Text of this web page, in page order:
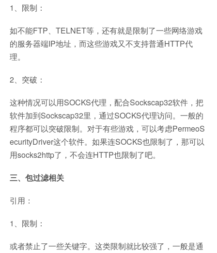
1、限制：
如不能FTP、TELNET等，还有就是限制了一些网络游戏
的服务器端IP地址，而这些游戏又不支持普通HTTP代
理。
2、突破：
这种情况可以用SOCKS代理，配合Sockscap32软件，把
软件加到Sockscap32里，通过SOCKS代理访问。一般的
程序都可以突破限制。对于有些游戏，可以考虑PermeoS
ecurityDriver这个软件。如果连SOCKS也限制了，那可以
用socks2http了，不会连HTTP也限制了吧。
三、包过滤相关
引用：
1、限制：
或者禁止了一些关键字。这类限制就比较强了，一般是通